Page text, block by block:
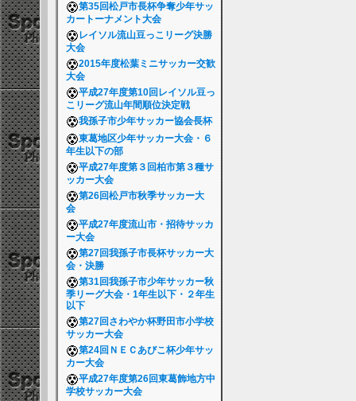
第35回松戸市長杯争奪少年サッ
カートーナメント大会
レイソル流山豆っこリーグ決勝
大会
2015年度松葉ミニサッカー交歓
大会
平成27年度第10回レイソル豆っ
こリーグ流山年間順位決定戦
我孫子市少年サッカー協会長杯
東葛地区少年サッカー大会・６
年生以下の部
平成27年度第３回柏市第３種サ
ッカー大会
第26回松戸市秋季サッカー大
会
平成27年度流山市・招待サッカ
ー大会
第27回我孫子市長杯サッカー大
会・決勝
第31回我孫子市少年サッカー秋
季リーグ大会・1年生以下・２年生
以下
第27回さわやか杯野田市小学校
サッカー大会
第24回ＮＥＣあびこ杯少年サッ
カー大会
平成27年度第26回東葛飾地方中
学校サッカー大会